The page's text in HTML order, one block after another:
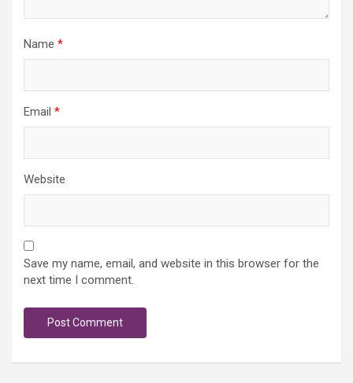
Name *
Email *
Website
Save my name, email, and website in this browser for the
next time I comment.